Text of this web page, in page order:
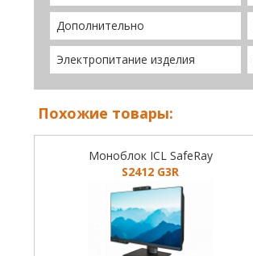
Дополнительно
Электропитание изделия
Похожие товары:
Моноблок ICL SafeRay
S2412 G3R